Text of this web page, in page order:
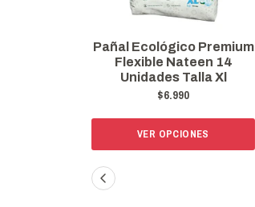
Pañal Ecológico Premium
Flexible Nateen 14
Unidades Talla Xl
$6.990
VER OPCIONES